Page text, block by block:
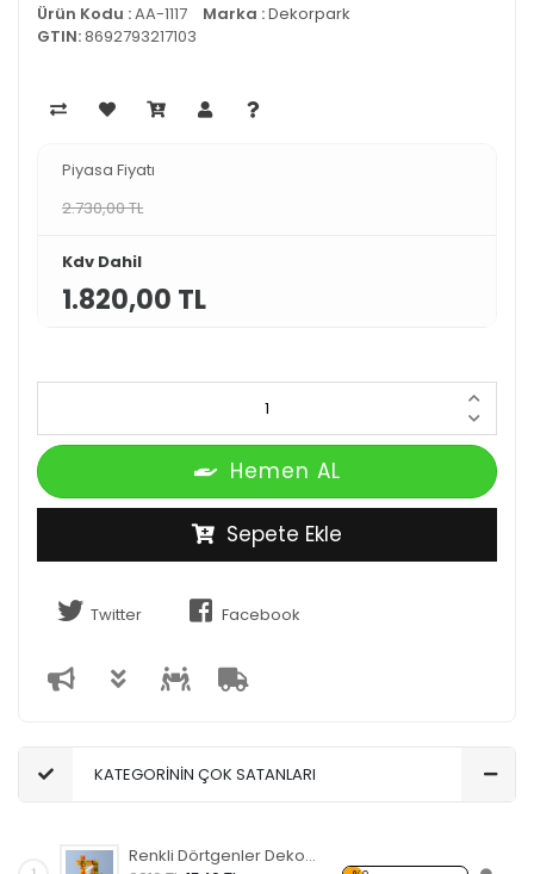
Ürün Kodu :AA-1117 Marka :Dekorpark
GTIN:8692793217103
Piyasa Fiyatı
2.730,00 TL
Kdv Dahil
1.820,00 TL
Hemen AL
Sepete Ekle
Twitter Facebook
KATEGORİNİN ÇOK SATANLARI
Renkli Dörtgenler Dekoratif Ahşap Çerçeveli Ayna